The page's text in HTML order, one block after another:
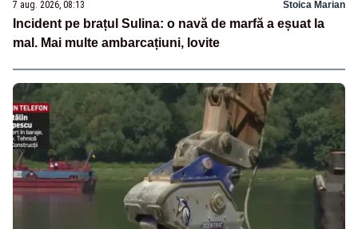
7 aug. 2026, 08:13 Stoica Marian
Incident pe brațul Sulina: o navă de marfă a eșuat la
mal. Mai multe ambarcațiuni, lovite